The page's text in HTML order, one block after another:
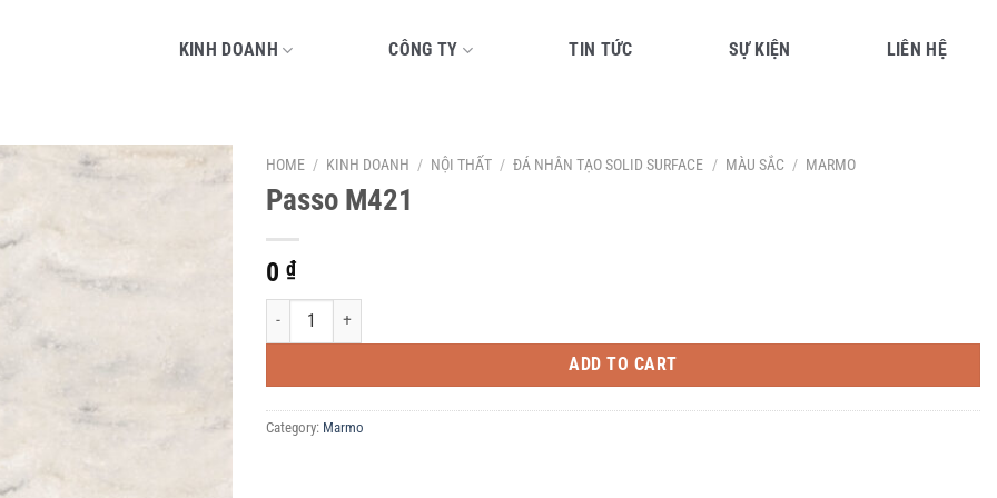
KINH DOANH CÔNG TY TIN TỨC SỰ KIỆN LIÊN HỆ
HOME / KINH DOANH / NỘI THẤT / ĐÁ NHÂN TẠO SOLID SURFACE / MÀU SẮC / MARMO
Passo M421
0 ₫
Passo M421 quantity
ADD TO CART
Category: Marmo